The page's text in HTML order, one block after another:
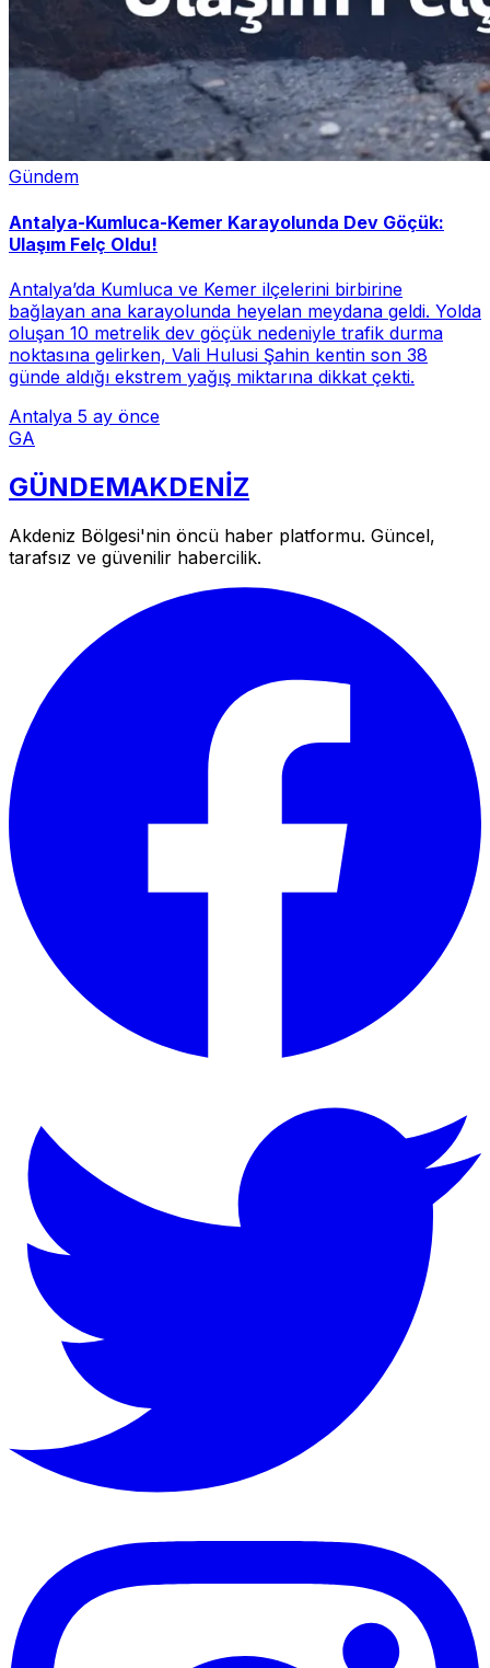
Gündem
Antalya-Kumluca-Kemer Karayolunda Dev Göçük:
Ulaşım Felç Oldu!
Antalya’da Kumluca ve Kemer ilçelerini birbirine
bağlayan ana karayolunda heyelan meydana geldi. Yolda
oluşan 10 metrelik dev göçük nedeniyle trafik durma
noktasına gelirken, Vali Hulusi Şahin kentin son 38
günde aldığı ekstrem yağış miktarına dikkat çekti.
Antalya 5 ay önce
GA
GÜNDEMAKDENİZ
Akdeniz Bölgesi'nin öncü haber platformu. Güncel,
tarafsız ve güvenilir habercilik.